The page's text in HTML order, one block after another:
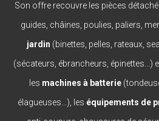
Son offre recouvre les pièces
guides, châines, poulies, paliers,
jardin (binettes, pelles, rateaux,
(sécateurs, ébrancheurs, épinettes...)
les machines à batterie
élagueuses...), les équipements de